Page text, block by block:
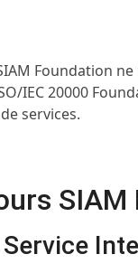
Foundation
IEC 20000
services.
SIAM